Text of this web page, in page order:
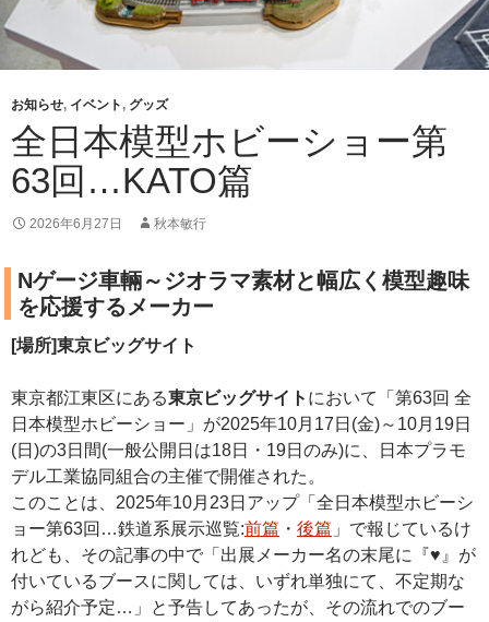
お知らせ, イベント , グッズ
全日本模型ホビーショー第
63回…KATO篇
2026年6月27日 秋本敏行
Nゲージ車輛～ジオラマ素材と幅広く模型趣味
を応援するメーカー
[場所]東京ビッグサイト
東京都江東区にある東京ビッグサイト において「第63回 全
日本模型ホビーショー」が2025年10月17日(金)～10月19日
(日)の3日間(一般公開日は18日・19日のみ)に、日本プラモ
デル工業協同組合の主催で開催された。
このことは、2025年10月23日アップ「全日本模型ホビーシ
ョー第63回…鉄道系展示巡覧:前篇 ・ 後篇 」で報じているけ
れども、その記事の中で「出展メーカー名の末尾に『♥』が
付いているブースに関しては、いずれ単独にて、不定期な
がら紹介予定…」と予告してあったが、その流れでのブー